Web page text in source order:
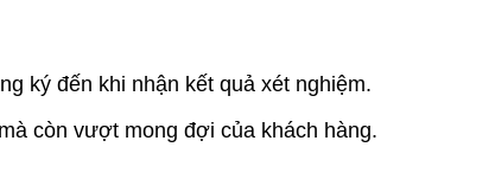
ký đến khi nhận kết quả xét nghiệm.
còn vượt mong đợi của khách hàng.